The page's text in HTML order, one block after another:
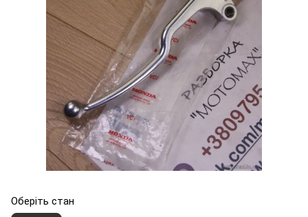
Оберіть стан